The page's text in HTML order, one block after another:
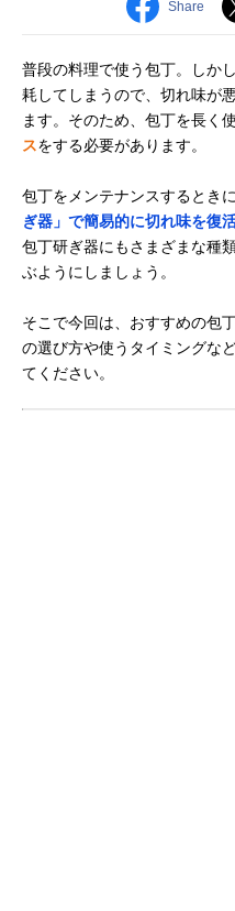
Share
普段の料理で使う包丁。しか
耗してしまうので、切れ味が
ます。そのため、包丁を長く
スをする必要があります。
包丁をメンテナンスするとき
ぎ器」で簡易的に切れ味を復
包丁研ぎ器にもさまざまな種
ぶようにしましょう。
そこで今回は、おすすめの包
の選び方や使うタイミングな
てください。